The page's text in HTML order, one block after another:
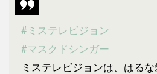
#ミステレビジョン
#マスクドシンガー
ミステレビジョンは、はる